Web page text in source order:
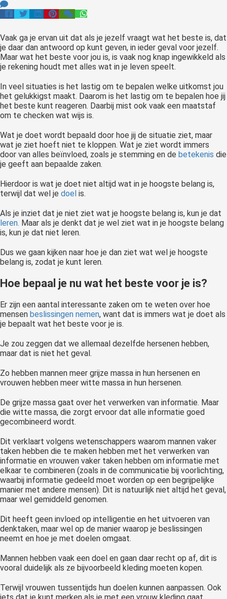
Vaak ga je ervan uit dat als je jezelf vraagt wat het beste is, dat
je daar dan antwoord op kunt geven, in ieder geval voor jezelf.
Maar wat het beste voor jou is, is vaak nog knap ingewikkeld als
je rekening houdt met alles wat in je leven speelt.
In veel situaties is het lastig om te bepalen welke uitkomst jou
het gelukkigst maakt. Daarom is het lastig om te bepalen hoe jij
het beste kunt reageren. Daarbij mist ook vaak een maatstaf
om te checken wat wijs is.
Wat je doet wordt bepaald door hoe jij de situatie ziet, maar
wat je ziet hoeft niet te kloppen. Wat je ziet wordt immers
door van alles beïnvloed, zoals je stemming en de betekenis die
je geeft aan bepaalde zaken.
Hierdoor is wat je doet niet altijd wat in je hoogste belang is,
terwijl dat wel je doel is.
Als je inziet dat je niet ziet wat je hoogste belang is, kun je dat
leren. Maar als je denkt dat je wel ziet wat in je hoogste belang
is, kun je dat niet leren.
Dus we gaan kijken naar hoe je dan ziet wat wel je hoogste
belang is, zodat je kunt leren.
Hoe bepaal je nu wat het beste voor je is?
Er zijn een aantal interessante zaken om te weten over hoe
mensen beslissingen nemen, want dat is immers wat je doet als
je bepaalt wat het beste voor je is.
Je zou zeggen dat we allemaal dezelfde hersenen hebben,
maar dat is niet het geval.
Zo hebben mannen meer grijze massa in hun hersenen en
vrouwen hebben meer witte massa in hun hersenen.
De grijze massa gaat over het verwerken van informatie. Maar
die witte massa, die zorgt ervoor dat alle informatie goed
gecombineerd wordt.
Dit verklaart volgens wetenschappers waarom mannen vaker
taken hebben die te maken hebben met het verwerken van
informatie en vrouwen vaker taken hebben om informatie met
elkaar te combineren (zoals in de communicatie bij voorlichting,
waarbij informatie gedeeld moet worden op een begrijpelijke
manier met andere mensen). Dit is natuurlijk niet altijd het geval,
maar wel gemiddeld genomen.
Dit heeft geen invloed op intelligentie en het uitvoeren van
denktaken, maar wel op de manier waarop je beslissingen
neemt en hoe je met doelen omgaat.
Mannen hebben vaak een doel en gaan daar recht op af, dit is
vooral duidelijk als ze bijvoorbeeld kleding moeten kopen.
Terwijl vrouwen tussentijds hun doelen kunnen aanpassen. Ook